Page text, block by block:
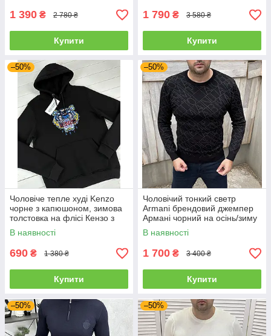
1 390 ₴ 2 780 ₴
Купити
1 790 ₴ 3 580 ₴
Купити
–50%
Чоловіче тепле худі Kenzo
чорне з капюшоном, зимова
толстовка на флісі Кензо з
левом
В наявності
690 ₴ 1 380 ₴
Купити
–50%
Чоловічий тонкий светр
Armani брендовий джемпер
Армані чорний на осінь/зиму
В наявності
1 700 ₴ 3 400 ₴
Купити
–50% –50%